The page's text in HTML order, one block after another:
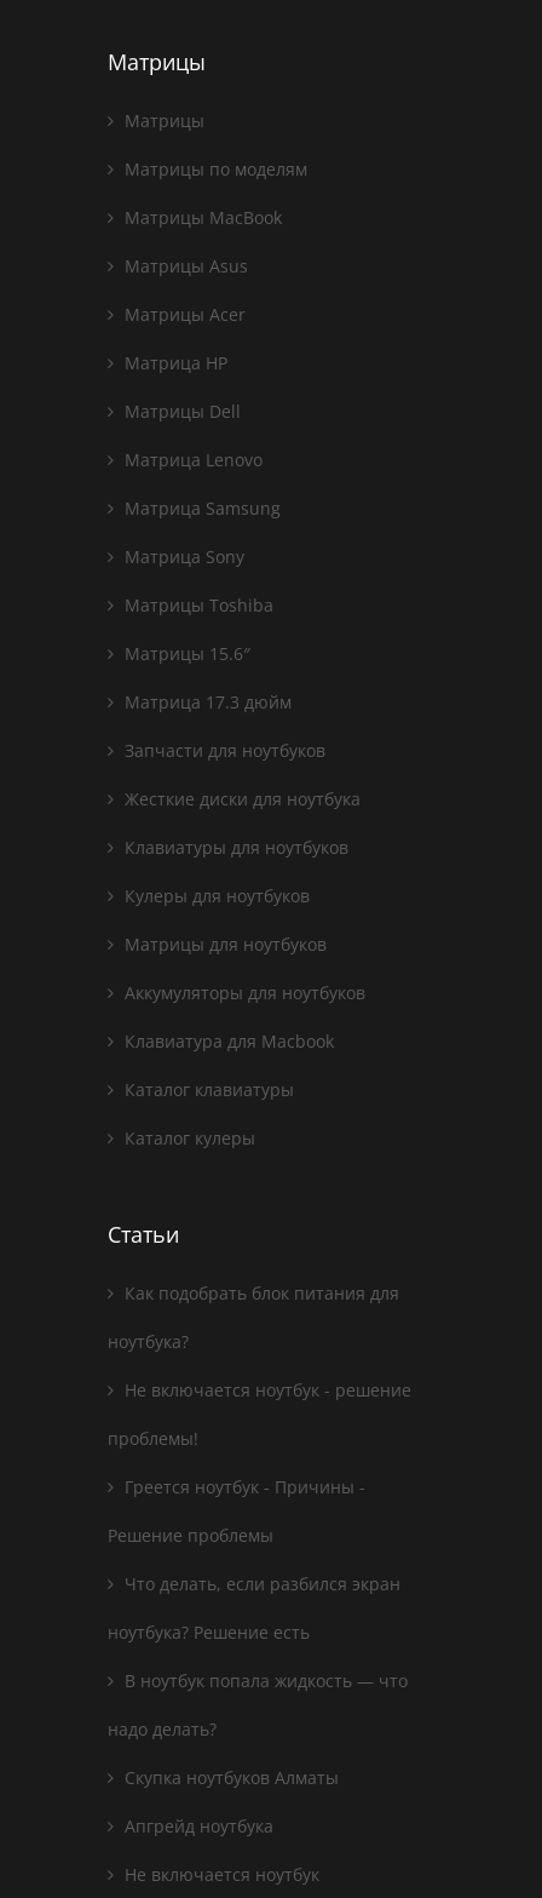
Матрицы
Матрицы
Матрицы по моделям
Матрицы MacBook
Матрицы Asus
Матрицы Acer
Матрица HP
Матрицы Dell
Матрица Lenovo
Матрица Samsung
Матрица Sony
Матрицы Toshiba
Матрицы 15.6″
Матрица 17.3 дюйм
Запчасти для ноутбуков
Жесткие диски для ноутбука
Клавиатуры для ноутбуков
Кулеры для ноутбуков
Матрицы для ноутбуков
Аккумуляторы для ноутбуков
Клавиатура для Macbook
Каталог клавиатуры
Каталог кулеры
Статьи
Как подобрать блок питания для
ноутбука?
Не включается ноутбук - решение
проблемы!
Греется ноутбук - Причины -
Решение проблемы
Что делать, если разбился экран
ноутбука? Решение есть
В ноутбук попала жидкость — что
надо делать?
Скупка ноутбуков Алматы
Апгрейд ноутбука
Не включается ноутбук